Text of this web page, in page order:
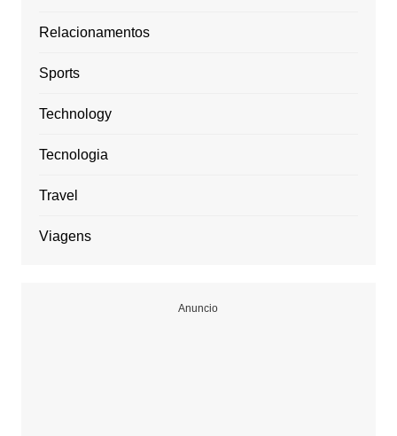
Relacionamentos
Sports
Technology
Tecnologia
Travel
Viagens
Anuncio